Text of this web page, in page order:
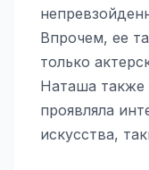
Впрочем, ее
только
Наташа также
проявляла
искусства,